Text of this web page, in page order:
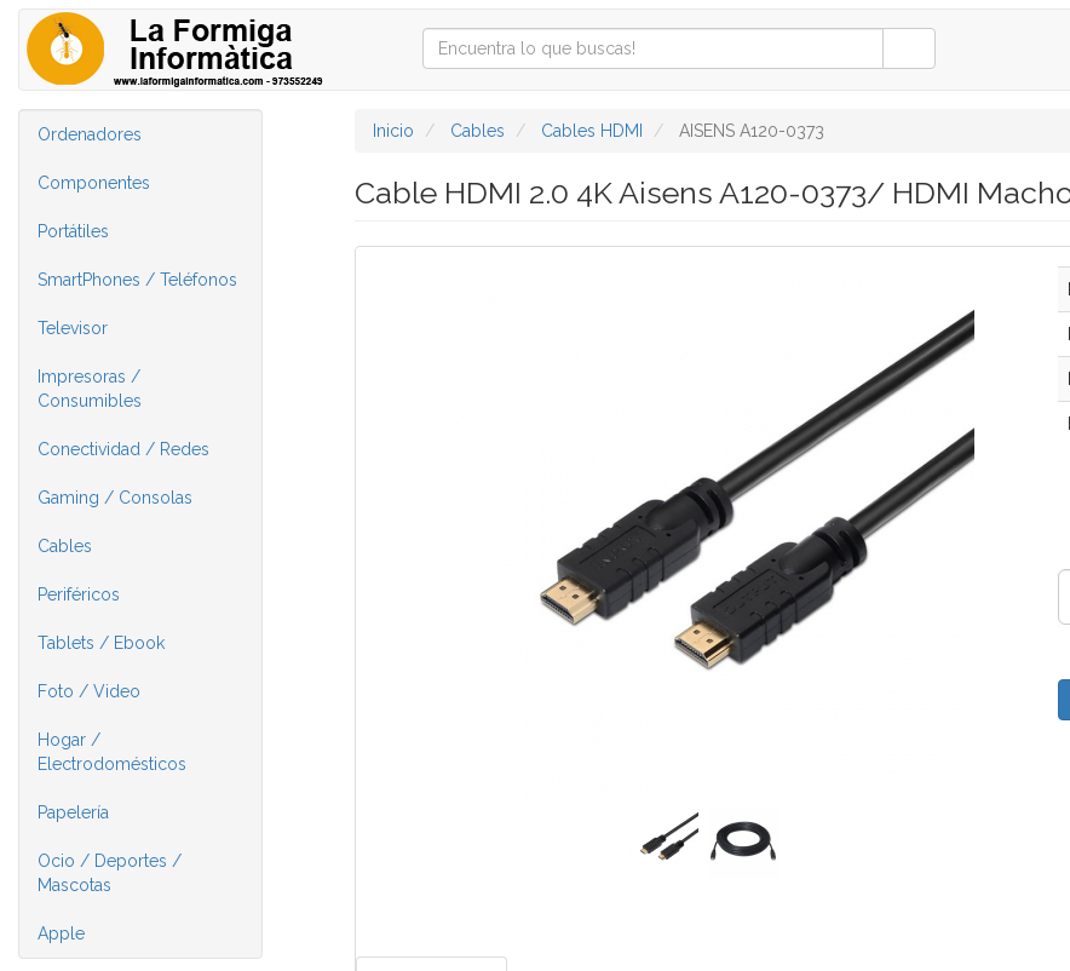
Ordenadores
Componentes
Portátiles
SmartPhones / Teléfonos
Televisor
Impresoras /
Consumibles
Conectividad / Redes
Gaming / Consolas
Cables
Periféricos
Tablets / Ebook
Foto / Video
Hogar /
Electrodomésticos
Papelería
Ocio / Deportes /
Mascotas
Apple
Inicio Cables Cables HDMI AISENS A120-0373
Cable HDMI 2.0 4K Aisens A120-0373/ HDMI